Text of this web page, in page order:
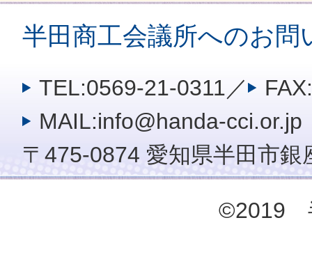
半田商工会議所へのお問
TEL:0569-21-0311／
MAIL:info@handa-cci.or.jp
〒475-0874 愛知県半田市銀
©2019